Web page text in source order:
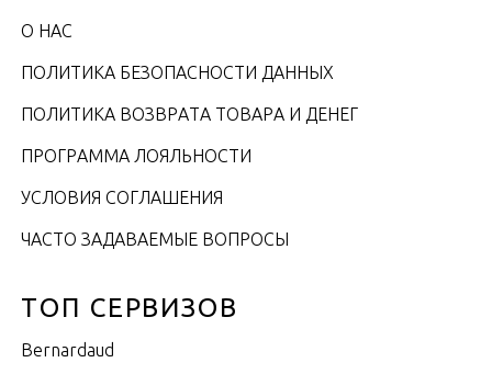
О НАС
ПОЛИТИКА БЕЗОПАСНОСТИ ДАННЫХ
ПОЛИТИКА ВОЗВРАТА ТОВАРА И ДЕНЕГ
ПРОГРАММА ЛОЯЛЬНОСТИ
УСЛОВИЯ СОГЛАШЕНИЯ
ЧАСТО ЗАДАВАЕМЫЕ ВОПРОСЫ
ТОП СЕРВИЗОВ
Bernardaud